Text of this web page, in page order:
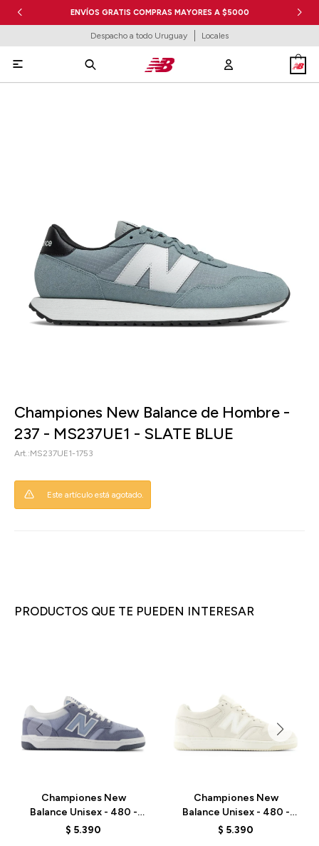
ENVÍOS GRATIS COMPRAS MAYORES A $5000
Despacho a todo Uruguay Locales

Championes New Balance de Hombre -
237 - MS237UE1 - SLATE BLUE
MS237UE1-1753
Este artículo está agotado.
PRODUCTOS QUE TE PUEDEN INTERESAR
Championes New
Balance Unisex - 480 -
BB480LEB - ARCTIC
$ 5.390
Championes New
Balance Unisex - 480 -
BB480LDS - LINEN
$ 5.390